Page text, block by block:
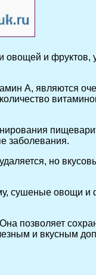
и фруктов,
А, являются
заболевания.
но
сушеные овощи
позволяет
и вкусным